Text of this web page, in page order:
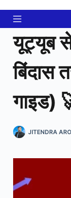
content
यूट्यूब
बिंदास
गाइड)
JITENDRA